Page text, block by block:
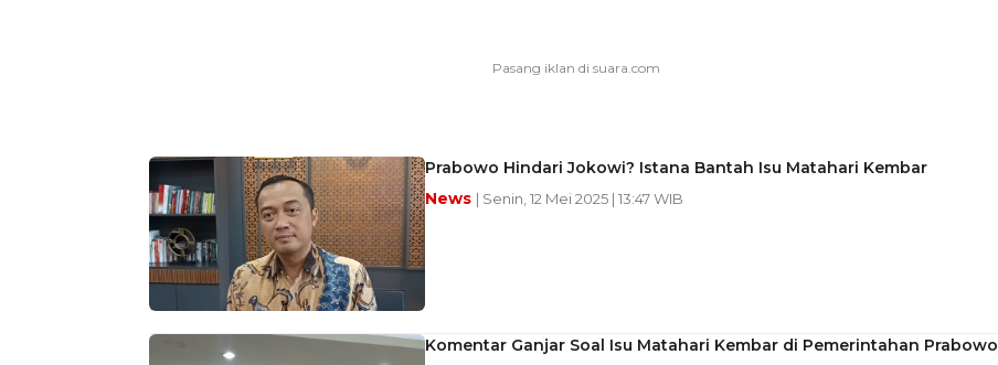
Prabowo Hindari Jokowi? Istana Bantah Isu Matahari Kembar
News | Senin, 12 Mei 2025 | 13:47 WIB
Komentar Ganjar Soal Isu Matahari Kembar di Pemerintahan Prabowo